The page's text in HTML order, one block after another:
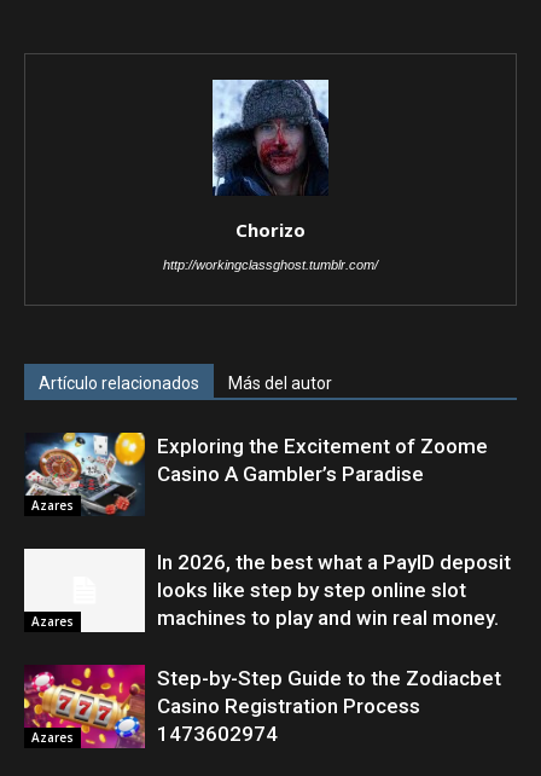
Chorizo
http://workingclassghost.tumblr.com/
Artículo relacionados Más del autor
Azares
Exploring the Excitement of Zoome
Casino A Gambler’s Paradise
Azares
In 2026, the best what a PayID deposit
looks like step by step online slot
machines to play and win real money.
Azares
Step-by-Step Guide to the Zodiacbet
Casino Registration Process
1473602974